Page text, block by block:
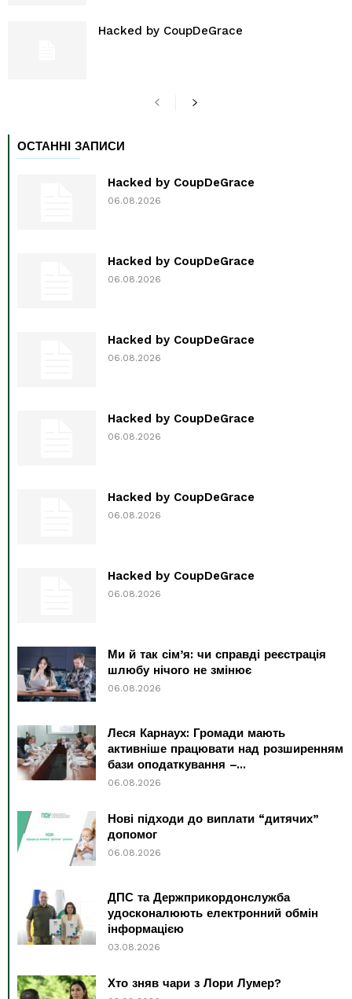
Hacked by CoupDeGrace
ОСТАННІ ЗАПИСИ
Hacked by CoupDeGrace
06.08.2026
Hacked by CoupDeGrace
06.08.2026
Hacked by CoupDeGrace
06.08.2026
Hacked by CoupDeGrace
06.08.2026
Hacked by CoupDeGrace
06.08.2026
Hacked by CoupDeGrace
06.08.2026
Ми й так сім’я: чи справді реєстрація
шлюбу нічого не змінює
06.08.2026
Леся Карнаух: Громади мають
активніше працювати над розширенням
бази оподаткування –...
06.08.2026
Нові підходи до виплати “дитячих”
допомог
06.08.2026
ДПС та Держприкордонслужба
удосконалюють електронний обмін
інформацією
03.08.2026
Хто зняв чари з Лори Лумер?